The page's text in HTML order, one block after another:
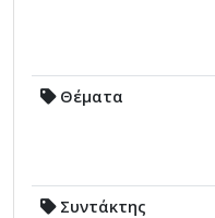
Θέματα
Συντάκτης